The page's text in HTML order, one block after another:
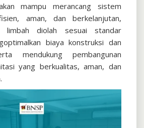
mampu merancang sistem
aman, dan berkelanjutan,
limbah diolah sesuai standar
biaya konstruksi dan
mendukung pembangunan
yang berkualitas, aman, dan